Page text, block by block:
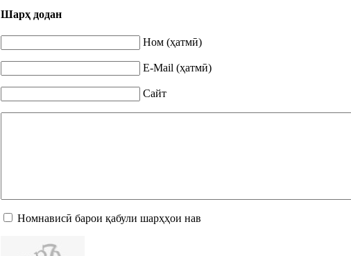
Шарҳ додан
Ном (ҳатмӣ)
E-Mail (ҳатмӣ)
Сайт
Номнависӣ барои қабули шарҳҳои нав